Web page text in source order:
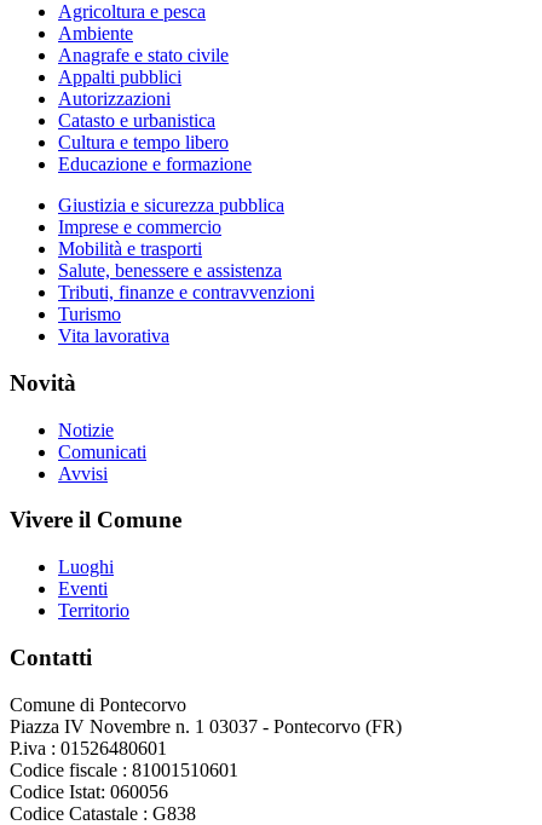
Agricoltura e pesca
Ambiente
Anagrafe e stato civile
Appalti pubblici
Autorizzazioni
Catasto e urbanistica
Cultura e tempo libero
Educazione e formazione
Giustizia e sicurezza pubblica
Imprese e commercio
Mobilità e trasporti
Salute, benessere e assistenza
Tributi, finanze e contravvenzioni
Turismo
Vita lavorativa
Novità
Notizie
Comunicati
Avvisi
Vivere il Comune
Luoghi
Eventi
Territorio
Contatti
Comune di Pontecorvo
Piazza IV Novembre n. 1 03037 - Pontecorvo (FR)
P.iva : 01526480601
Codice fiscale : 81001510601
Codice Istat: 060056
Codice Catastale : G838